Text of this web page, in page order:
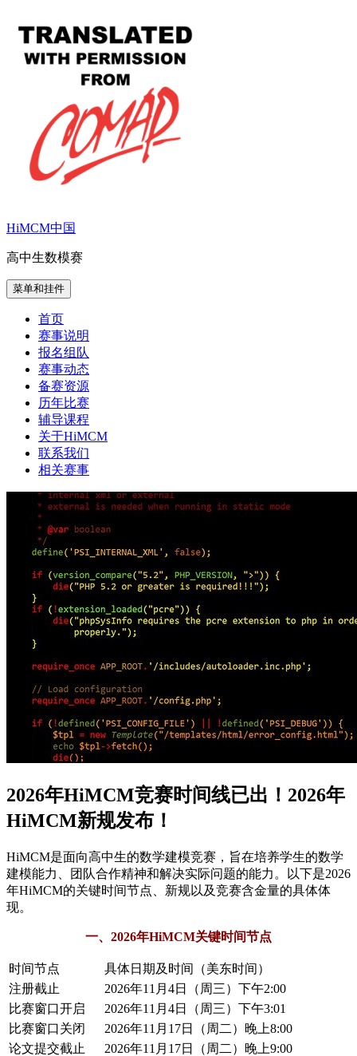
HiMCM中国
高中生数模赛
菜单和挂件
首页
赛事说明
报名组队
赛事动态
备赛资源
历年比赛
辅导课程
关于HiMCM
联系我们
相关赛事
2026年HiMCM竞赛时间线已出！2026年
HiMCM新规发布！
HiMCM是面向高中生的数学建模竞赛，旨在培养学生的数学
建模能力、团队合作精神和解决实际问题的能力。以下是2026
年HiMCM的关键时间节点、新规以及竞赛含金量的具体体
现。
一、2026年HiMCM关键时间节点
时间节点
具体日期及时间（美东时间）
注册截止
2026年11月4日（周三）下午2:00
比赛窗口开启
2026年11月4日（周三）下午3:01
比赛窗口关闭
2026年11月17日（周二）晚上8:00
论文提交截止
2026年11月17日（周二）晚上9:00